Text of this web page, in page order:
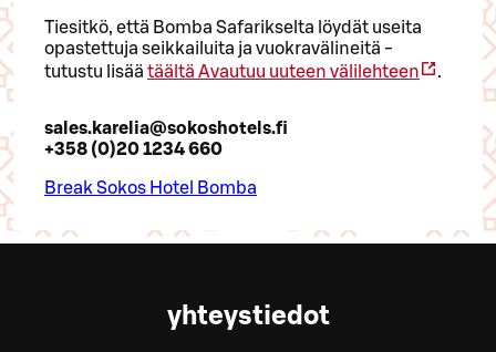
Tiesitkö, että Bomba Safarikselta löydät useita
opastettuja seikkailuita ja vuokravälineitä -
tutustu lisää täältä Avautuu uuteen välilehteen .
sales.karelia@sokoshotels.fi
+358 (0)20 1234 660
Break Sokos Hotel Bomba
yhteystiedot